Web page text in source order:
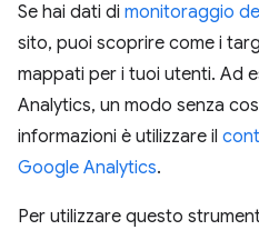
Se hai dati di monitoraggio
sito, puoi scoprire come i
mappati per i tuoi utenti. Ad
Analytics, un modo senza
informazioni è utilizzare il
Google Analytics.
Per utilizzare questo